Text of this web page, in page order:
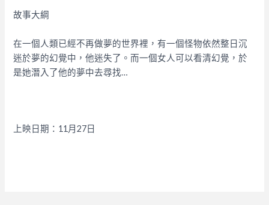
故事大綱
在一個人類已經不再做夢的世界裡，有一個怪物依然整日沉
迷於夢的幻覺中，他迷失了。而一個女人可以看清幻覺，於
是她潛入了他的夢中去尋找…
上映日期： 11月27日